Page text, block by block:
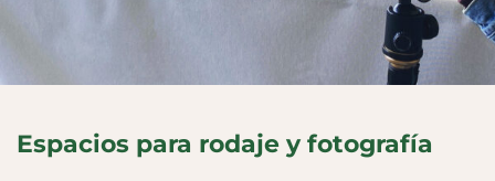
Espacios para rodaje y fotografía